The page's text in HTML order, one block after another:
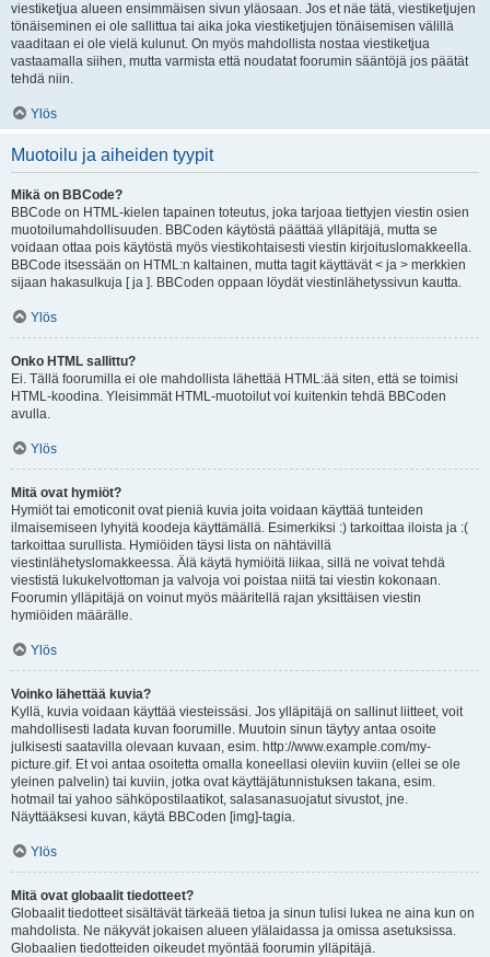
viestiketjua alueen ensimmäisen sivun yläosaan. Jos et näe tätä, viestiketjujen
tönäiseminen ei ole sallittua tai aika joka viestiketjujen tönäisemisen välillä
vaaditaan ei ole vielä kulunut. On myös mahdollista nostaa viestiketjua
vastaamalla siihen, mutta varmista että noudatat foorumin sääntöjä jos päätät
tehdä niin.
Ylös
Muotoilu ja aiheiden tyypit
Mikä on BBCode?
BBCode on HTML-kielen tapainen toteutus, joka tarjoaa tiettyjen viestin osien
muotoilumahdollisuuden. BBCoden käytöstä päättää ylläpitäjä, mutta se
voidaan ottaa pois käytöstä myös viestikohtaisesti viestin kirjoituslomakkeella.
BBCode itsessään on HTML:n kaltainen, mutta tagit käyttävät < ja > merkkien
sijaan hakasulkuja [ ja ]. BBCoden oppaan löydät viestinlähetyssivun kautta.
Ylös
Onko HTML sallittu?
Ei. Tällä foorumilla ei ole mahdollista lähettää HTML:ää siten, että se toimisi
HTML-koodina. Yleisimmät HTML-muotoilut voi kuitenkin tehdä BBCoden
avulla.
Ylös
Mitä ovat hymiöt?
Hymiöt tai emoticonit ovat pieniä kuvia joita voidaan käyttää tunteiden
ilmaisemiseen lyhyitä koodeja käyttämällä. Esimerkiksi :) tarkoittaa iloista ja :(
tarkoittaa surullista. Hymiöiden täysi lista on nähtävillä
viestinlähetyslomakkeessa. Älä käytä hymiöitä liikaa, sillä ne voivat tehdä
viestistä lukukelvottoman ja valvoja voi poistaa niitä tai viestin kokonaan.
Foorumin ylläpitäjä on voinut myös määritellä rajan yksittäisen viestin
hymiöiden määrälle.
Ylös
Voinko lähettää kuvia?
Kyllä, kuvia voidaan käyttää viesteissäsi. Jos ylläpitäjä on sallinut liitteet, voit
mahdollisesti ladata kuvan foorumille. Muutoin sinun täytyy antaa osoite
julkisesti saatavilla olevaan kuvaan, esim. http://www.example.com/my-
picture.gif. Et voi antaa osoitetta omalla koneellasi oleviin kuviin (ellei se ole
yleinen palvelin) tai kuviin, jotka ovat käyttäjätunnistuksen takana, esim.
hotmail tai yahoo sähköpostilaatikot, salasanasuojatut sivustot, jne.
Näyttääksesi kuvan, käytä BBCoden [img]-tagia.
Ylös
Mitä ovat globaalit tiedotteet?
Globaalit tiedotteet sisältävät tärkeää tietoa ja sinun tulisi lukea ne aina kun on
mahdolista. Ne näkyvät jokaisen alueen ylälaidassa ja omissa asetuksissa.
Globaalien tiedotteiden oikeudet myöntää foorumin ylläpitäjä.